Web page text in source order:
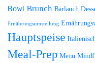
Bowl Brunch Bärlauch
Ernährungsumstellung
Hauptspeise
Meal-Prep Menü